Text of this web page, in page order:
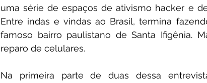
uma série de espaços de ativismo hacker e
Entre indas e vindas ao Brasil, termina
famoso bairro paulistano de Santa Ifigênia.
reparo de celulares.
Na primeira parte de duas dessa